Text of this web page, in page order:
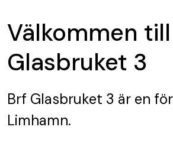
Välkommen
Glasbruket 3
Brf Glasbruket 3 är en
Limhamn.